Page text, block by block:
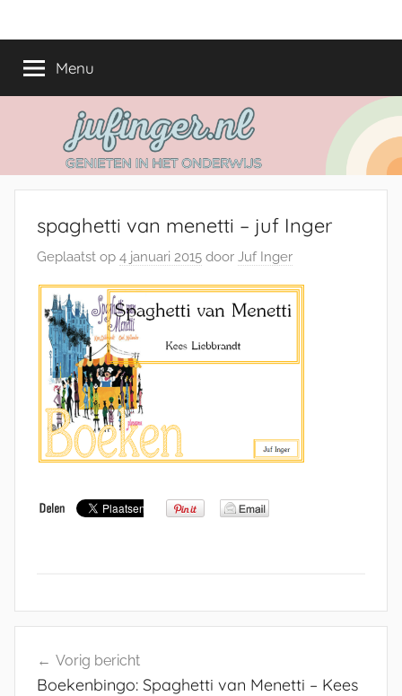
naarjufinger.nl
het
onderwijs
Menu
spaghetti van menetti – juf Inger
Geplaatst op 4 januari 2015 door Juf Inger
navigatie
Vorig bericht
Boekenbingo: Spaghetti van Menetti – Kees